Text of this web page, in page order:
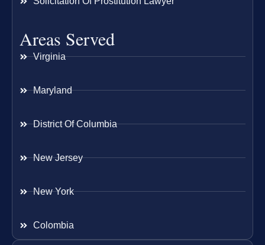
Areas Served
Virginia
Maryland
District Of Columbia
New Jersey
New York
Colombia